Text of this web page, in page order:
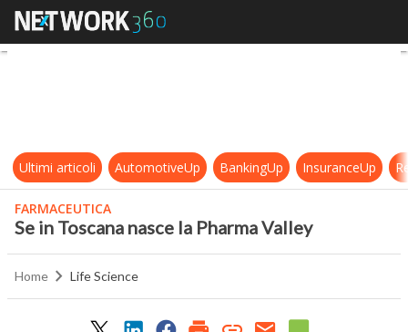
Se in Toscana nasce la Pharma
Ultimi articoli AutomotiveUp BankingUp InsuranceUp
FARMACEUTICA
Se in Toscana nasce la Pharma Valley
Home Life Science